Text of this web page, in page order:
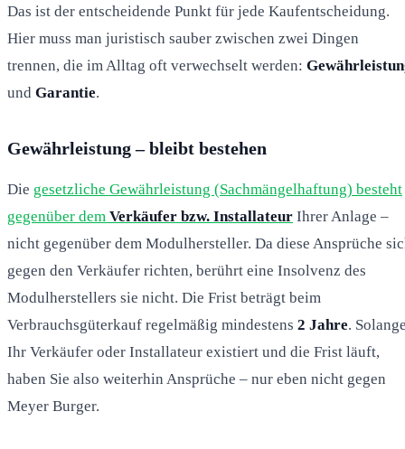
Das ist der entscheidende Punkt für jede Kaufentscheidung.
Hier muss man juristisch sauber zwischen zwei Dingen
trennen, die im Alltag oft verwechselt werden:
und Garantie.
Gewährleistung – bleibt bestehen
Die gesetzliche Gewährleistung (Sachmängelhaftung) besteht
gegenüber dem Verkäufer bzw. Installateur Ihrer Anlage –
nicht gegenüber dem Modulhersteller. Da diese Ansprüche
gegen den Verkäufer richten, berührt eine Insolvenz des
Modulherstellers sie nicht. Die Frist beträgt beim
Verbrauchsgüterkauf regelmäßig mindestens 2 Jahre.
Ihr Verkäufer oder Installateur existiert und die Frist läuft,
haben Sie also weiterhin Ansprüche – nur eben nicht gegen
Meyer Burger.